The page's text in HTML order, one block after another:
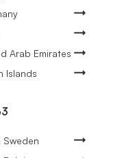
Arab Emirates
Islands